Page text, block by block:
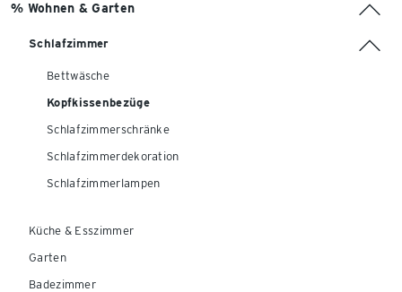
% Wohnen & Garten
Schlafzimmer
Bettwäsche
Kopfkissenbezüge
Schlafzimmerschränke
Schlafzimmerdekoration
Schlafzimmerlampen
Küche & Esszimmer
Garten
Badezimmer